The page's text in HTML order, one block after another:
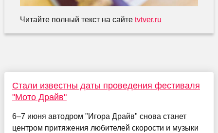
Читайте полный текст на сайте tvtver.ru
Стали известны даты проведения фестиваля
"Мото Драйв"
6–7 июня автодром "Игора Драйв" снова станет
центром притяжения любителей скорости и музыки